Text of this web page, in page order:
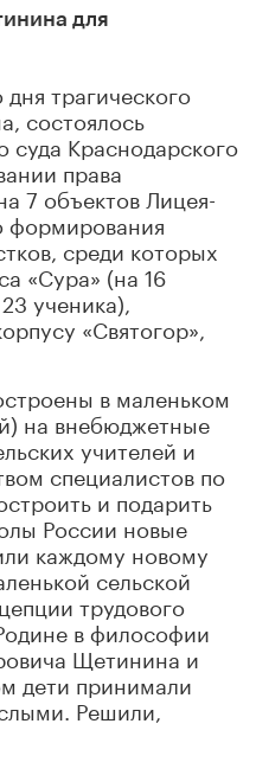
для
трагического
состоялось
суда Краснодарского
права
7 объектов Лицея-
формирования
среди которых
«Сура» (на 16
ученика),
«Святогор»,
в маленьком
на внебюджетные
учителей и
специалистов по
и подарить
России новые
каждому новому
сельской
трудового
в философии
Щетинина и
дети принимали
Решили,